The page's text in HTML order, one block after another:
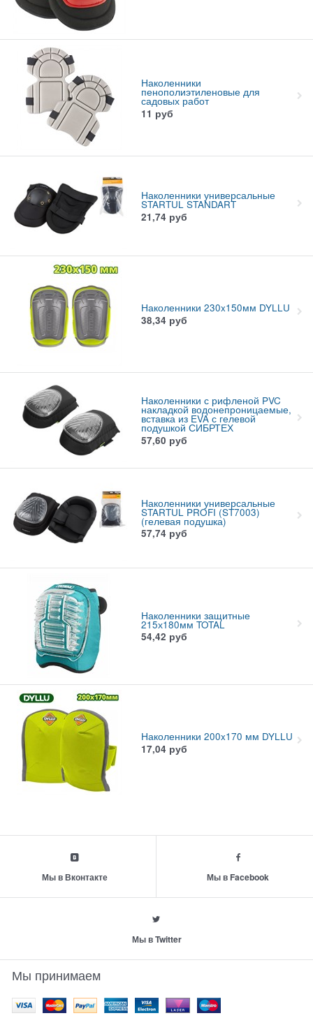
Наколенники
пенополиэтиленовые для
садовых работ
11 руб
Наколенники универсальные
STARTUL STANDART
21,74 руб
Наколенники 230x150мм DYLLU
38,34 руб
Наколенники с рифленой PVC
накладкой водонепроницаемые,
вставка из EVA с гелевой
подушкой СИБРТЕХ
57,60 руб
Наколенники универсальные
STARTUL PROFI (ST7003)
(гелевая подушка)
57,74 руб
Наколенники защитные
215х180мм TOTAL
54,42 руб
Наколенники 200x170 мм DYLLU
17,04 руб
Мы в Вконтакте Мы в Facebook
Мы в Twitter
Мы принимаем